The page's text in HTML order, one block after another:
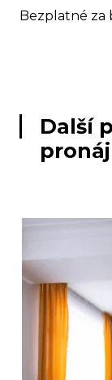
Bezplatné za
Další